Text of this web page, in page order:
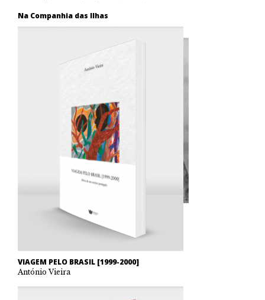
Na Companhia das Ilhas
VIAGEM PELO BRASIL [1999-2000]
António Vieira